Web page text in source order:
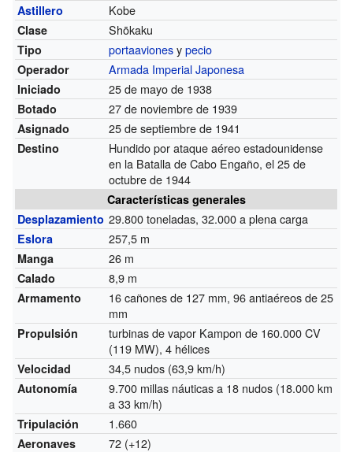
Astillero
Kobe
Clase Shōkaku
Tipo portaavionesypecio
Operador Armada Imperial Japonesa
Iniciado 25 de mayo de 1938
Botado 27 de noviembre de 1939
Asignado 25 de septiembre de 1941
Destino
Hundido por ataque aéreo estadounidense
en la Batalla de Cabo Engaño, el 25 de
octubre de 1944
Características generales
Desplazamiento 29.800 toneladas, 32.000 a plena carga
Eslora 257,5 m
Manga 26 m
Calado 8,9 m
Armamento
16 cañones de 127 mm, 96 antiaéreos de 25
mm
Propulsión
turbinas de vapor Kampon de 160.000 CV
(119 MW), 4 hélices
Velocidad 34,5 nudos (63,9 km/h)
Autonomía
9.700 millas náuticas a 18 nudos (18.000 km
a 33 km/h)
Tripulación 1.660
Aeronaves 72 (+12)